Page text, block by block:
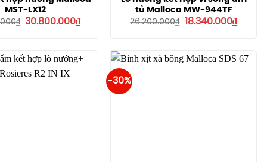
MST-LX12
₫ Giá
30.800.000₫Giá
hiện
30.800.000₫.
tủ Malloca MW-944TF
26.200.000₫ Giá
18.340.000₫Giá
hiện
-30%